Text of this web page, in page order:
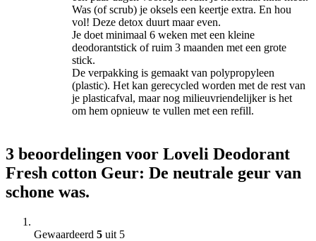
Was (of scrub) je oksels een keertje extra. En hou
vol! Deze detox duurt maar even.
Je doet minimaal 6 weken met een kleine
deodorantstick of ruim 3 maanden met een grote
stick.
De verpakking is gemaakt van polypropyleen
(plastic). Het kan gerecycled worden met de rest van
je plasticafval, maar nog milieuvriendelijker is het
om hem opnieuw te vullen met een refill.
3 beoordelingen voor Loveli Deodorant
Fresh cotton Geur: De neutrale geur van
schone was.
Gewaardeerd 5 uit 5